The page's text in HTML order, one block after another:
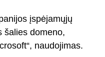
įspėjamųjų
šalies domeno,
naudojimas.